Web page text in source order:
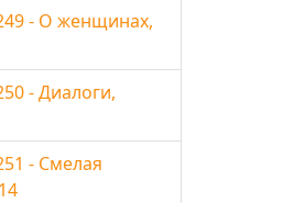
- О женщинах,
- Диалоги,
- Смелая